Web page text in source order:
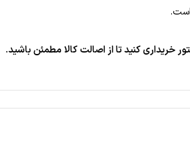
است.
خریداری کنید تا از اصالت کالا مطمئن باشید.